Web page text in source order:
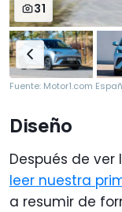
31
Fuente: Motor1.com
Diseño
Después de
leer nuestra
a resumir de